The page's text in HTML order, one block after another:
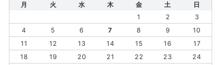
月
火 水 木 金 土
日
1
2
3
4
5 6 7 8 9
10
11
12 13 14 15 16
17
18
19 20 21 22 23
24